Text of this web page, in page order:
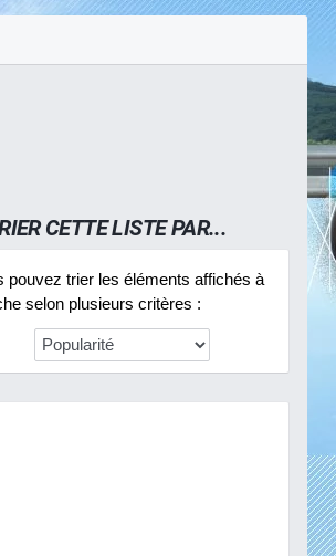
CETTE LISTE PAR...
pouvez trier les éléments affichés à
selon plusieurs critères :